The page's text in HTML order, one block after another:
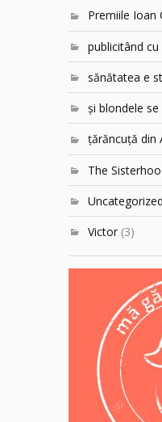
Premiile Ioan
publicitând cu
sănătatea e
şi blondele
ţărăncuţă din
The
Uncategorized
Victor (3)